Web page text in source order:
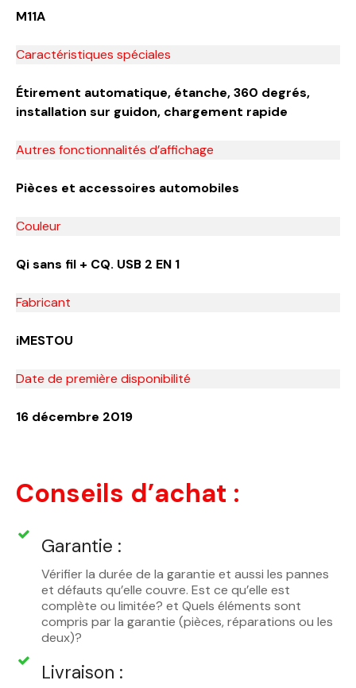
M11A
Caractéristiques spéciales
Étirement automatique, étanche, 360 degrés,
installation sur guidon, chargement rapide
Autres fonctionnalités d’affichage
Pièces et accessoires automobiles
Couleur
Qi sans fil + CQ. USB 2 EN 1
Fabricant
iMESTOU
Date de première disponibilité
16 décembre 2019
Conseils d’achat :
Garantie :
Vérifier la durée de la garantie et aussi les pannes
et défauts qu’elle couvre. Est ce qu’elle est
complète ou limitée? et Quels éléments sont
compris par la garantie (pièces, réparations ou les
deux)?
Livraison :